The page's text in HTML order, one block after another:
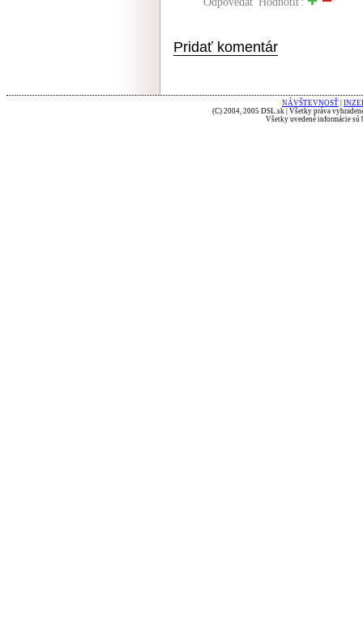
Pridať komentár
NÁVŠTEVNOSŤ
(C) 2004, 2005 DSL.sk | Všetky práva
Všetky uvedené informácie sú